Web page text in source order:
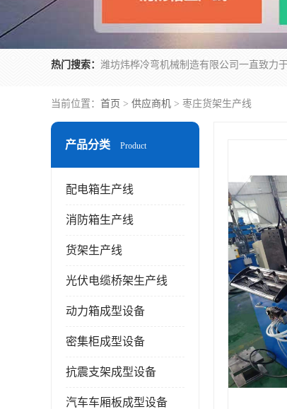
热门搜索：
当前位置： 首页 > 供应商机 > 枣庄货架生产线
产品分类 Product
配电箱生产线
消防箱生产线
货架生产线
光伏电缆桥架生产线
动力箱成型设备
密集柜成型设备
抗震支架成型设备
汽车车厢板成型设备